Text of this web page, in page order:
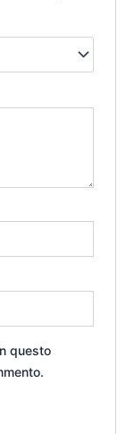
questo